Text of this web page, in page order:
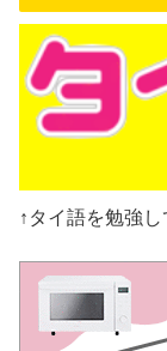
↑タイ語を勉強